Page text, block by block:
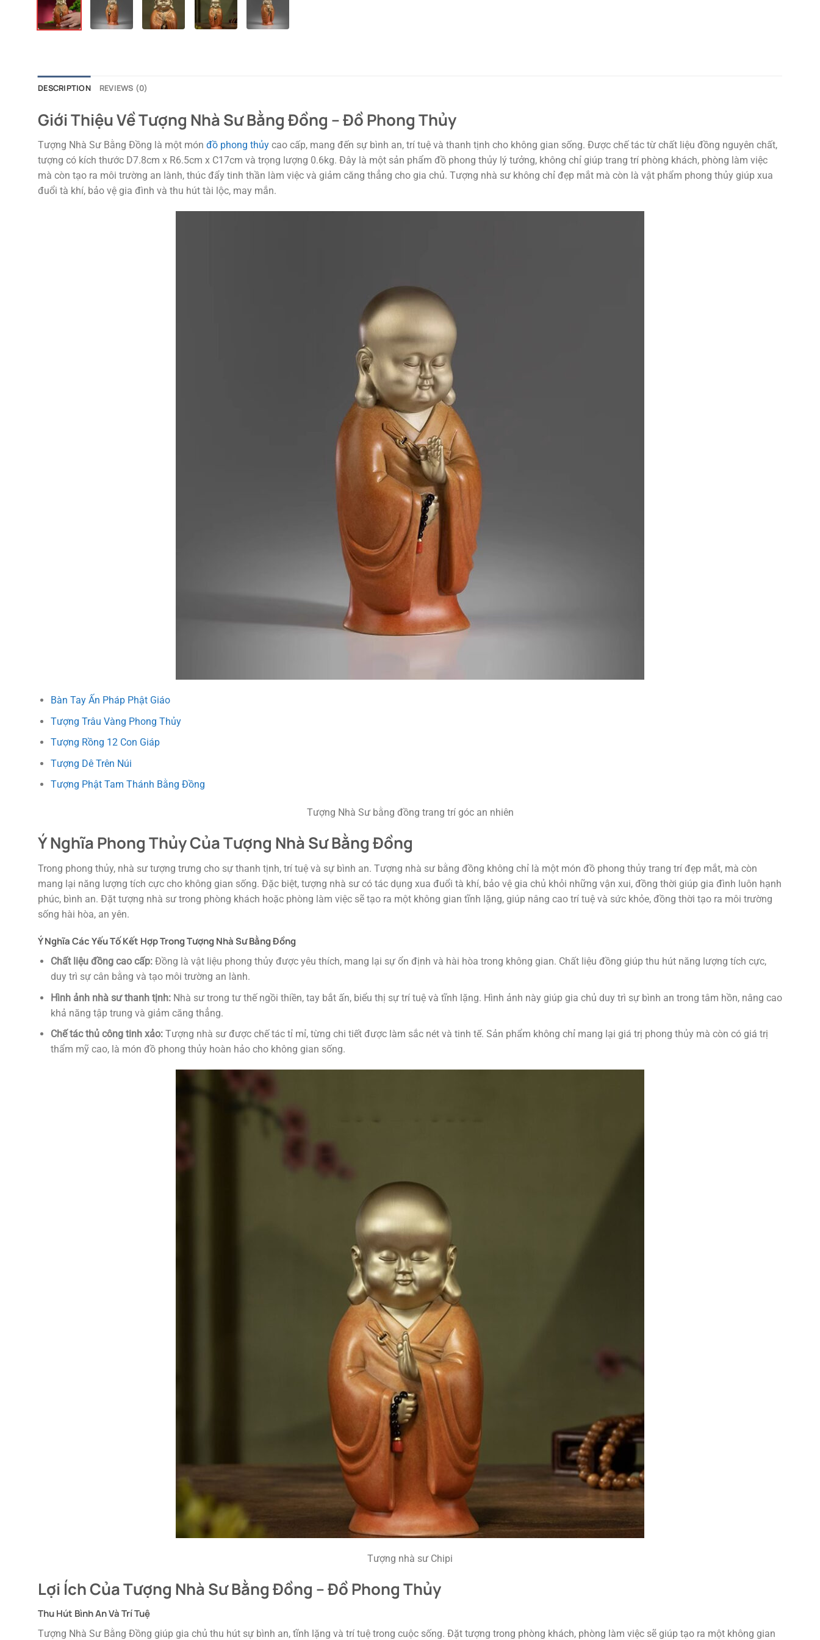
DESCRIPTION REVIEWS (0)
Giới Thiệu Về Tượng Nhà Sư Bằng Đồng – Đồ Phong Thủy
Tượng Nhà Sư Bằng Đồng là một món đồ phong thủy cao cấp, mang đến sự bình an, trí tuệ và thanh tịnh cho không gian sống. Được chế tác từ chất liệu đồng nguyên chất,
tượng có kích thước D7.8cm x R6.5cm x C17cm và trọng lượng 0.6kg. Đây là một sản phẩm đồ phong thủy lý tưởng, không chỉ giúp trang trí phòng khách, phòng làm việc
mà còn tạo ra môi trường an lành, thúc đẩy tinh thần làm việc và giảm căng thẳng cho gia chủ. Tượng nhà sư không chỉ đẹp mắt mà còn là vật phẩm phong thủy giúp xua
đuổi tà khí, bảo vệ gia đình và thu hút tài lộc, may mắn.
Bàn Tay Ấn Pháp Phật Giáo
Tượng Trâu Vàng Phong Thủy
Tượng Rồng 12 Con Giáp
Tượng Dê Trên Núi
Tượng Phật Tam Thánh Bằng Đồng
Tượng Nhà Sư bằng đồng trang trí góc an nhiên
Ý Nghĩa Phong Thủy Của Tượng Nhà Sư Bằng Đồng
Trong phong thủy, nhà sư tượng trưng cho sự thanh tịnh, trí tuệ và sự bình an. Tượng nhà sư bằng đồng không chỉ là một món đồ phong thủy trang trí đẹp mắt, mà còn
mang lại năng lượng tích cực cho không gian sống. Đặc biệt, tượng nhà sư có tác dụng xua đuổi tà khí, bảo vệ gia chủ khỏi những vận xui, đồng thời giúp gia đình luôn hạnh
phúc, bình an. Đặt tượng nhà sư trong phòng khách hoặc phòng làm việc sẽ tạo ra một không gian tĩnh lặng, giúp nâng cao trí tuệ và sức khỏe, đồng thời tạo ra môi trường
sống hài hòa, an yên.
Ý Nghĩa Các Yếu Tố Kết Hợp Trong Tượng Nhà Sư Bằng Đồng
Chất liệu đồng cao cấp:Đồng là vật liệu phong thủy được yêu thích, mang lại sự ổn định và hài hòa trong không gian. Chất liệu đồng giúp thu hút năng lượng tích cực,
duy trì sự cân bằng và tạo môi trường an lành.
Hình ảnh nhà sư thanh tịnh:Nhà sư trong tư thế ngồi thiền, tay bắt ấn, biểu thị sự trí tuệ và tĩnh lặng. Hình ảnh này giúp gia chủ duy trì sự bình an trong tâm hồn, nâng cao
khả năng tập trung và giảm căng thẳng.
Chế tác thủ công tinh xảo:Tượng nhà sư được chế tác tỉ mỉ, từng chi tiết được làm sắc nét và tinh tế. Sản phẩm không chỉ mang lại giá trị phong thủy mà còn có giá trị
thẩm mỹ cao, là món đồ phong thủy hoàn hảo cho không gian sống.
Tượng nhà sư Chipi
Lợi Ích Của Tượng Nhà Sư Bằng Đồng – Đồ Phong Thủy
Thu Hút Bình An Và Trí Tuệ
Tượng Nhà Sư Bằng Đồng giúp gia chủ thu hút sự bình an, tĩnh lặng và trí tuệ trong cuộc sống. Đặt tượng trong phòng khách, phòng làm việc sẽ giúp tạo ra một không gian